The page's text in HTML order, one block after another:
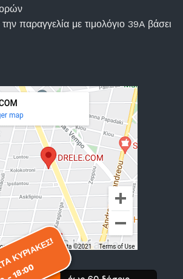
ΚΥΡΙΑΚΕΣ!
ΚΥΡΙΑΚΕΣ!
παραγγελία με τιμολόγιο 39A βάσει